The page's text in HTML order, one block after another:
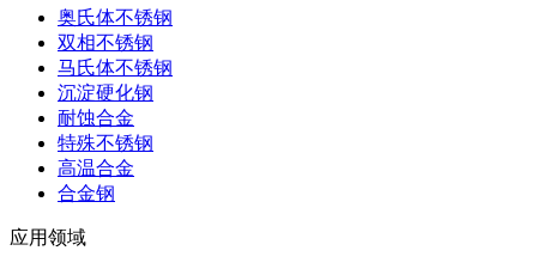
奥氏体不锈钢
双相不锈钢
马氏体不锈钢
沉淀硬化钢
耐蚀合金
特殊不锈钢
高温合金
合金钢
应用领域